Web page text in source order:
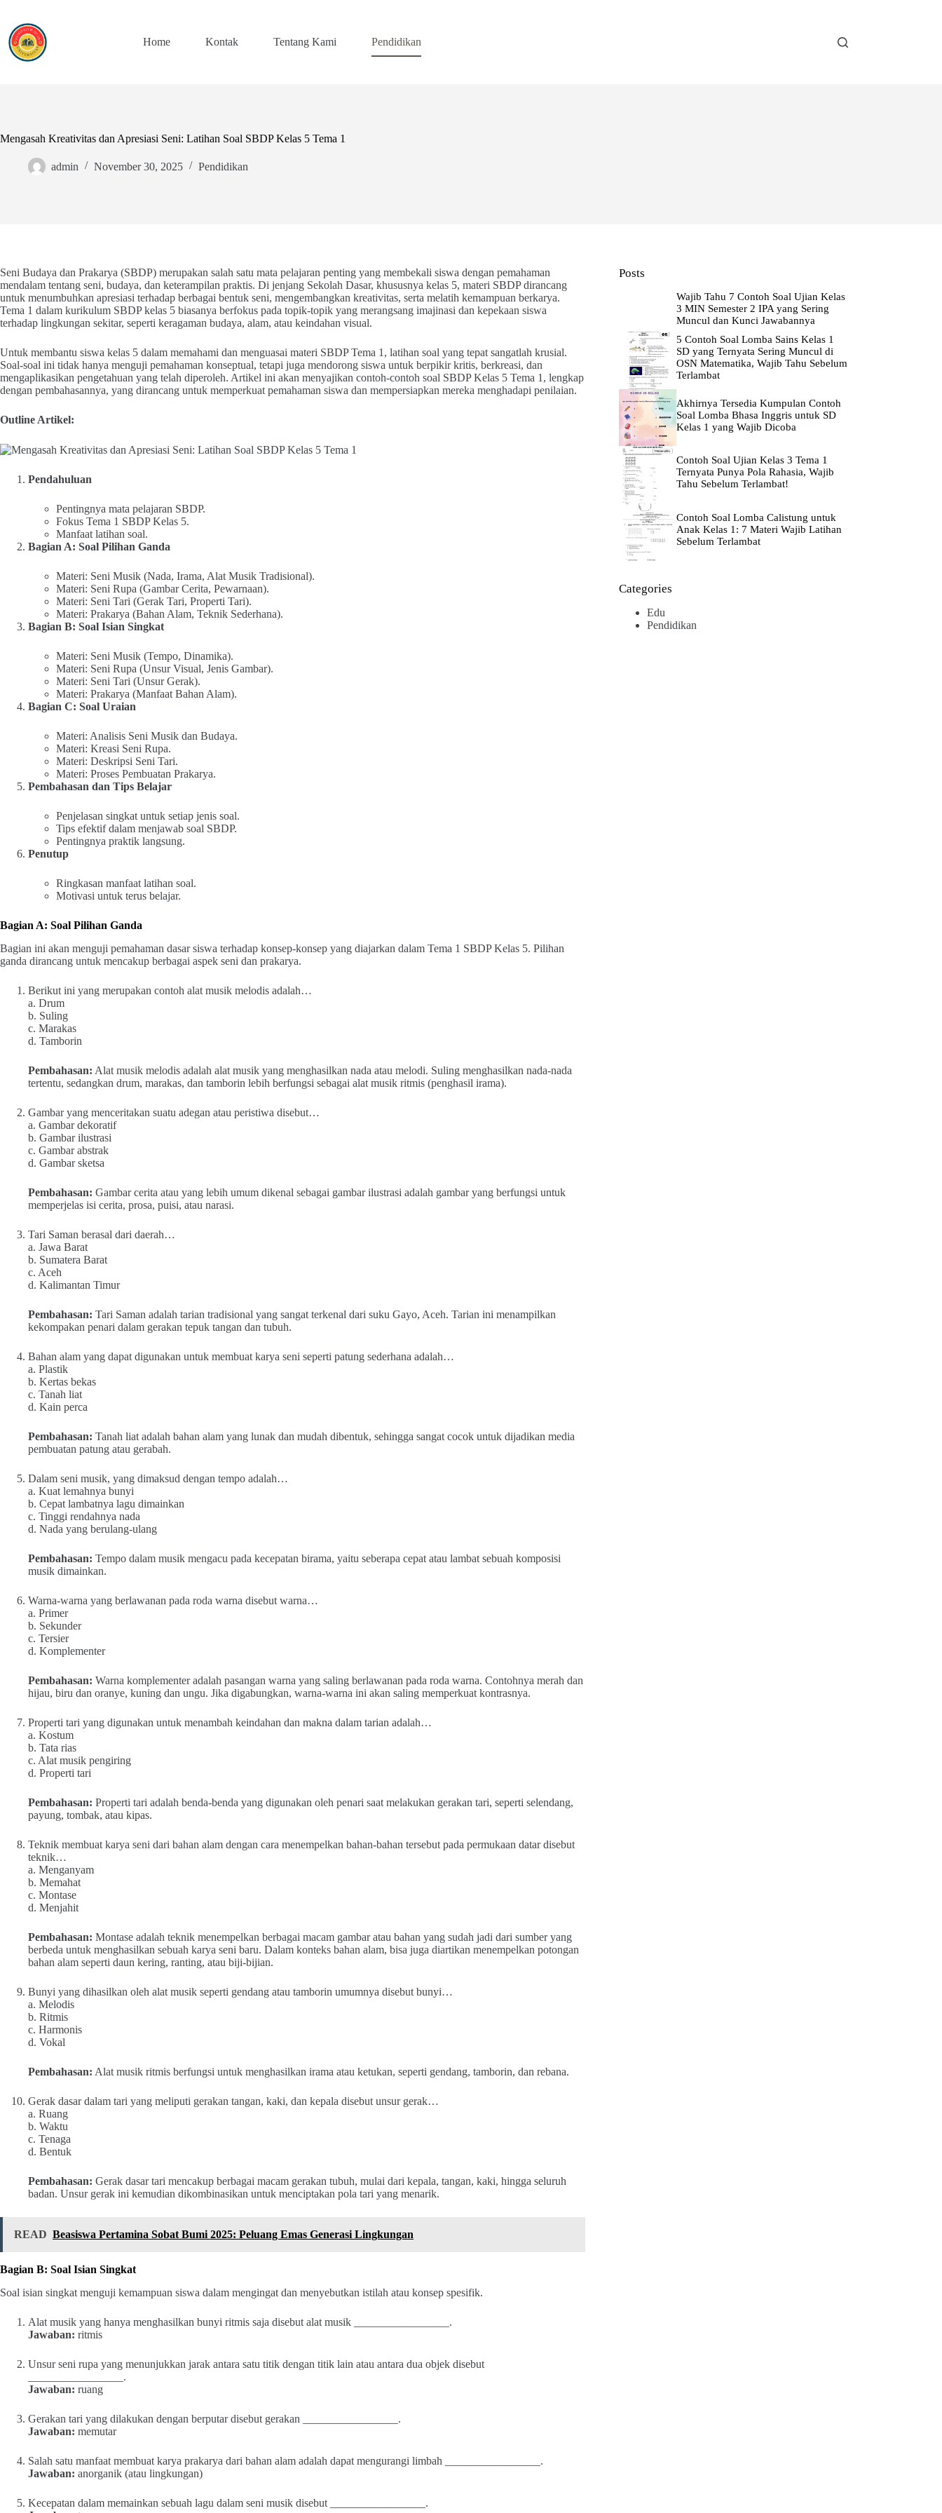
content
Home
Kontak Tentang Kami Pendidikan
Mengasah Kreativitas dan Apresiasi Seni: Latihan Soal SBDP Kelas 5 Tema 1
admin November 30, 2025 Pendidikan
Seni Budaya dan Prakarya (SBDP) merupakan salah satu mata pelajaran penting yang membekali siswa dengan pemahaman
mendalam tentang seni, budaya, dan keterampilan praktis. Di jenjang Sekolah Dasar, khususnya kelas 5, materi SBDP dirancang
untuk menumbuhkan apresiasi terhadap berbagai bentuk seni, mengembangkan kreativitas, serta melatih kemampuan berkarya.
Tema 1 dalam kurikulum SBDP kelas 5 biasanya berfokus pada topik-topik yang merangsang imajinasi dan kepekaan siswa
terhadap lingkungan sekitar, seperti keragaman budaya, alam, atau keindahan visual.
Untuk membantu siswa kelas 5 dalam memahami dan menguasai materi SBDP Tema 1, latihan soal yang tepat sangatlah krusial.
Soal-soal ini tidak hanya menguji pemahaman konseptual, tetapi juga mendorong siswa untuk berpikir kritis, berkreasi, dan
mengaplikasikan pengetahuan yang telah diperoleh. Artikel ini akan menyajikan contoh-contoh soal SBDP Kelas 5 Tema 1, lengkap
dengan pembahasannya, yang dirancang untuk memperkuat pemahaman siswa dan mempersiapkan mereka menghadapi penilaian.
Outline Artikel:
Pendahuluan
Pentingnya mata pelajaran SBDP.
Fokus Tema 1 SBDP Kelas 5.
Manfaat latihan soal.
Bagian A: Soal Pilihan Ganda
Materi: Seni Musik (Nada, Irama, Alat Musik Tradisional).
Materi: Seni Rupa (Gambar Cerita, Pewarnaan).
Materi: Seni Tari (Gerak Tari, Properti Tari).
Materi: Prakarya (Bahan Alam, Teknik Sederhana).
Bagian B: Soal Isian Singkat
Materi: Seni Musik (Tempo, Dinamika).
Materi: Seni Rupa (Unsur Visual, Jenis Gambar).
Materi: Seni Tari (Unsur Gerak).
Materi: Prakarya (Manfaat Bahan Alam).
Bagian C: Soal Uraian
Materi: Analisis Seni Musik dan Budaya.
Materi: Kreasi Seni Rupa.
Materi: Deskripsi Seni Tari.
Materi: Proses Pembuatan Prakarya.
Pembahasan dan Tips Belajar
Penjelasan singkat untuk setiap jenis soal.
Tips efektif dalam menjawab soal SBDP.
Pentingnya praktik langsung.
Penutup
Ringkasan manfaat latihan soal.
Motivasi untuk terus belajar.
Bagian A: Soal Pilihan Ganda
Bagian ini akan menguji pemahaman dasar siswa terhadap konsep-konsep yang diajarkan dalam Tema 1 SBDP Kelas 5. Pilihan
ganda dirancang untuk mencakup berbagai aspek seni dan prakarya.
Berikut ini yang merupakan contoh alat musik melodis adalah…
a. Drum
b. Suling
c. Marakas
d. Tamborin
Pembahasan: Alat musik melodis adalah alat musik yang menghasilkan nada atau melodi. Suling menghasilkan nada-nada
tertentu, sedangkan drum, marakas, dan tamborin lebih berfungsi sebagai alat musik ritmis (penghasil irama).
Gambar yang menceritakan suatu adegan atau peristiwa disebut…
a. Gambar dekoratif
b. Gambar ilustrasi
c. Gambar abstrak
d. Gambar sketsa
Pembahasan: Gambar cerita atau yang lebih umum dikenal sebagai gambar ilustrasi adalah gambar yang berfungsi untuk
memperjelas isi cerita, prosa, puisi, atau narasi.
Tari Saman berasal dari daerah…
a. Jawa Barat
b. Sumatera Barat
c. Aceh
d. Kalimantan Timur
Pembahasan: Tari Saman adalah tarian tradisional yang sangat terkenal dari suku Gayo, Aceh. Tarian ini menampilkan
kekompakan penari dalam gerakan tepuk tangan dan tubuh.
Bahan alam yang dapat digunakan untuk membuat karya seni seperti patung sederhana adalah…
a. Plastik
b. Kertas bekas
c. Tanah liat
d. Kain perca
Pembahasan: Tanah liat adalah bahan alam yang lunak dan mudah dibentuk, sehingga sangat cocok untuk dijadikan media
pembuatan patung atau gerabah.
Dalam seni musik, yang dimaksud dengan tempo adalah…
a. Kuat lemahnya bunyi
b. Cepat lambatnya lagu dimainkan
c. Tinggi rendahnya nada
d. Nada yang berulang-ulang
Pembahasan: Tempo dalam musik mengacu pada kecepatan birama, yaitu seberapa cepat atau lambat sebuah komposisi
musik dimainkan.
Warna-warna yang berlawanan pada roda warna disebut warna…
a. Primer
b. Sekunder
c. Tersier
d. Komplementer
Pembahasan: Warna komplementer adalah pasangan warna yang saling berlawanan pada roda warna. Contohnya merah dan
hijau, biru dan oranye, kuning dan ungu. Jika digabungkan, warna-warna ini akan saling memperkuat kontrasnya.
Properti tari yang digunakan untuk menambah keindahan dan makna dalam tarian adalah…
a. Kostum
b. Tata rias
c. Alat musik pengiring
d. Properti tari
Pembahasan: Properti tari adalah benda-benda yang digunakan oleh penari saat melakukan gerakan tari, seperti selendang,
payung, tombak, atau kipas.
Teknik membuat karya seni dari bahan alam dengan cara menempelkan bahan-bahan tersebut pada permukaan datar disebut
teknik…
a. Menganyam
b. Memahat
c. Montase
d. Menjahit
Pembahasan: Montase adalah teknik menempelkan berbagai macam gambar atau bahan yang sudah jadi dari sumber yang
berbeda untuk menghasilkan sebuah karya seni baru. Dalam konteks bahan alam, bisa juga diartikan menempelkan potongan
bahan alam seperti daun kering, ranting, atau biji-bijian.
Bunyi yang dihasilkan oleh alat musik seperti gendang atau tamborin umumnya disebut bunyi…
a. Melodis
b. Ritmis
c. Harmonis
d. Vokal
Pembahasan: Alat musik ritmis berfungsi untuk menghasilkan irama atau ketukan, seperti gendang, tamborin, dan rebana.
Gerak dasar dalam tari yang meliputi gerakan tangan, kaki, dan kepala disebut unsur gerak…
a. Ruang
b. Waktu
c. Tenaga
d. Bentuk
Pembahasan: Gerak dasar tari mencakup berbagai macam gerakan tubuh, mulai dari kepala, tangan, kaki, hingga seluruh
badan. Unsur gerak ini kemudian dikombinasikan untuk menciptakan pola tari yang menarik.
READ Beasiswa Pertamina Sobat Bumi 2025: Peluang Emas Generasi Lingkungan
Bagian B: Soal Isian Singkat
Soal isian singkat menguji kemampuan siswa dalam mengingat dan menyebutkan istilah atau konsep spesifik.
Alat musik yang hanya menghasilkan bunyi ritmis saja disebut alat musik _________________.
Jawaban: ritmis
Unsur seni rupa yang menunjukkan jarak antara satu titik dengan titik lain atau antara dua objek disebut
_________________.
Jawaban: ruang
Gerakan tari yang dilakukan dengan berputar disebut gerakan _________________.
Jawaban: memutar
Salah satu manfaat membuat karya prakarya dari bahan alam adalah dapat mengurangi limbah _________________.
Jawaban: anorganik (atau lingkungan)
Kecepatan dalam memainkan sebuah lagu dalam seni musik disebut _________________.
Posts
Wajib Tahu 7 Contoh Soal Ujian Kelas
3 MIN Semester 2 IPA yang Sering
Muncul dan Kunci Jawabannya
5 Contoh Soal Lomba Sains Kelas 1
SD yang Ternyata Sering Muncul di
OSN Matematika, Wajib Tahu Sebelum
Terlambat
Akhirnya Tersedia Kumpulan Contoh
Soal Lomba Bhasa Inggris untuk SD
Kelas 1 yang Wajib Dicoba
Contoh Soal Ujian Kelas 3 Tema 1
Ternyata Punya Pola Rahasia, Wajib
Tahu Sebelum Terlambat!
Contoh Soal Lomba Calistung untuk
Anak Kelas 1: 7 Materi Wajib Latihan
Sebelum Terlambat
Categories
Edu
Pendidikan